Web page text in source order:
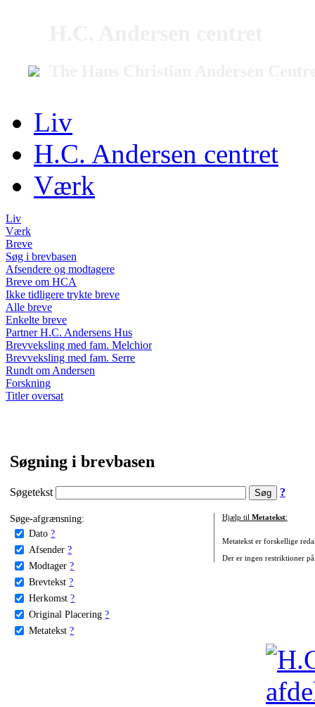
Liv
H.C. Andersen centret
Værk
Liv
Værk
Breve
Søg i brevbasen
Afsendere og modtagere
Breve om HCA
Ikke tidligere trykte breve
Alle breve
Enkelte breve
Partner H.C. Andersens Hus
Brevveksling med fam. Melchior
Brevveksling med fam. Serre
Rundt om Andersen
Forskning
Titler oversat
Søgning i brevbasen
Søgetekst ?
Søge-afgrænsning:
Dato ?
Afsender ?
Modtager ?
Brevtekst ?
Herkomst ?
Original Placering ?
Metatekst ?
Hjælp til Metatekst:
Metatekst er forskellige
Der er ingen restriktioner